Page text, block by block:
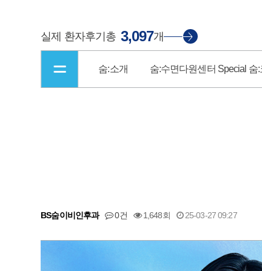
실제 환자후기총 3,097개
숨:소개 숨:수면다원센터 Special 숨
BS숨이비인후과 0건 1,648회 25-03-27 09:27